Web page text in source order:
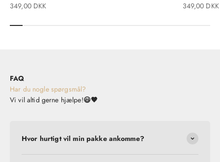
Salgspris
349,00 DKK
Salgspris
349,00 DKK
FAQ
Har du nogle spørgsmål?
Vi vil altid gerne hjælpe!😃🤎
Hvor hurtigt vil min pakke ankomme?